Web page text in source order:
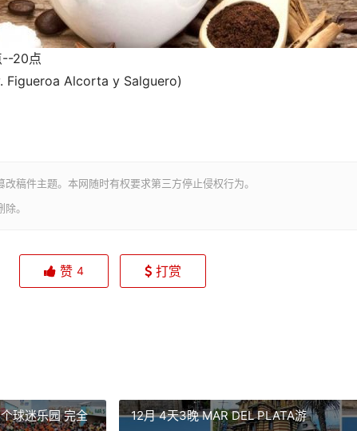
--20点
Figueroa Alcorta y Salguero)
稿件主题。本网随时有权要求第三方停止侵权行为。
。
赞 4 打赏
球迷乐园 完全
12月 4天3晚 MAR DEL PLATA游